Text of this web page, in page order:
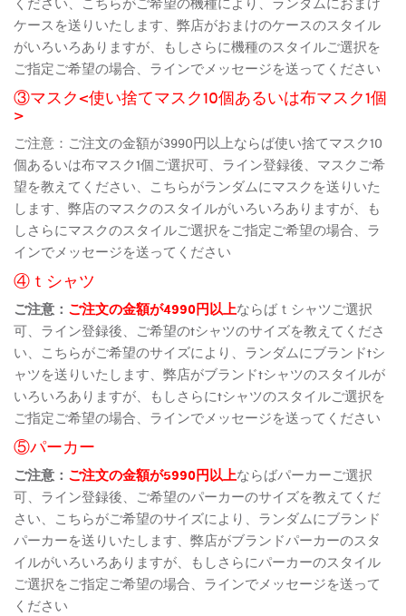
ケースを送りいたします、弊店がおまけのケースのスタイル
がいろいろありますが、もしさらに機種のスタイルご選択を
ご指定ご希望の場合、ラインでメッセージを送ってください
③マスク<使い捨てマスク10個あるいは布マスク1個
>
ご注意：ご注文の金額が3990円以上ならば使い捨てマスク10
個あるいは布マスク1個ご選択可、ライン登録後、マスクご希
望を教えてください、こちらがランダムにマスクを送りいた
します、弊店のマスクのスタイルがいろいろありますが、も
しさらにマスクのスタイルご選択をご指定ご希望の場合、ラ
インでメッセージを送ってください
④ｔシャツ
ご注意： ご注文の金額が4990円以上ならばｔシャツご選択
可、ライン登録後、ご希望のtシャツのサイズを教えてくださ
い、こちらがご希望のサイズにより、ランダムにブランドtシ
ャツを送りいたします、弊店がブランドtシャツのスタイルが
いろいろありますが、もしさらにtシャツのスタイルご選択を
ご指定ご希望の場合、ラインでメッセージを送ってください
⑤パーカー
ご注意： ご注文の金額が5990円以上ならばパーカーご選択
可、ライン登録後、ご希望のパーカーのサイズを教えてくだ
さい、こちらがご希望のサイズにより、ランダムにブランド
パーカーを送りいたします、弊店がブランドパーカーのスタ
イルがいろいろありますが、もしさらにパーカーのスタイル
ご選択をご指定ご希望の場合、ラインでメッセージを送って
ください